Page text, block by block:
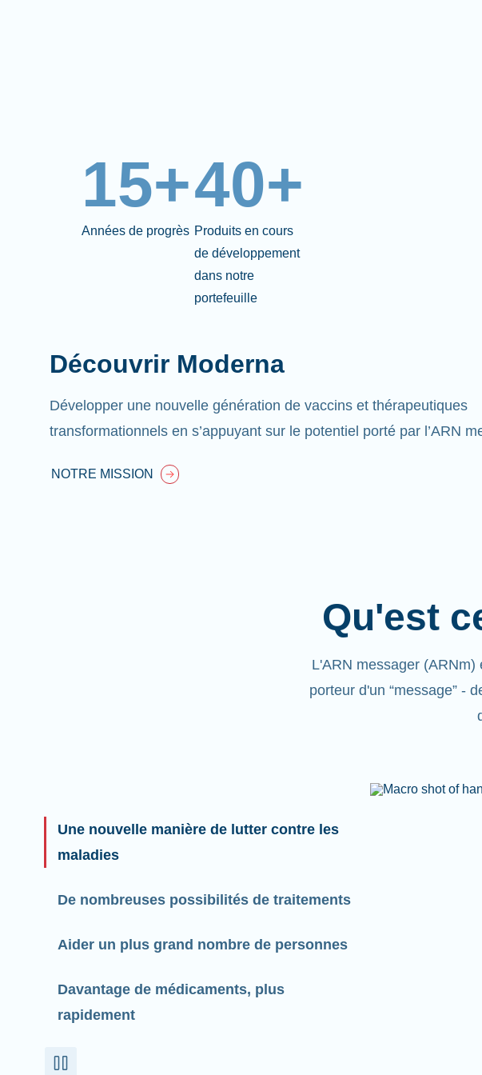
15+
Années de progrès
40+
Produits en cours
de développement
dans notre
portefeuille
Découvrir Moderna
Développer une nouvelle génération de vaccins et thérapeutiques
transformationnels en s’appuyant sur le potentiel porté par l’ARN
NOTRE MISSION
Qu'est
L'ARN messager
porteur d'un “message” -
Une nouvelle manière de lutter contre les
maladies
De nombreuses possibilités de traitements
Aider un plus grand nombre de personnes
Davantage de médicaments, plus
rapidement